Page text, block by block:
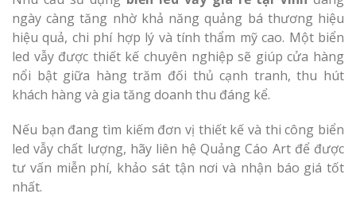
ngày càng tăng nhờ khả năng quảng bá thương hiệu
hiệu quả, chi phí hợp lý và tính thẩm mỹ cao. Một biển
led vẫy được thiết kế chuyên nghiệp sẽ giúp cửa hàng
nổi bật giữa hàng trăm đối thủ cạnh tranh, thu hút
khách hàng và gia tăng doanh thu đáng kể.
Nếu bạn đang tìm kiếm đơn vị thiết kế và thi công biển
led vẫy chất lượng, hãy liên hệ Quảng Cáo Art để được
tư vấn miễn phí, khảo sát tận nơi và nhận báo giá tốt
nhất.